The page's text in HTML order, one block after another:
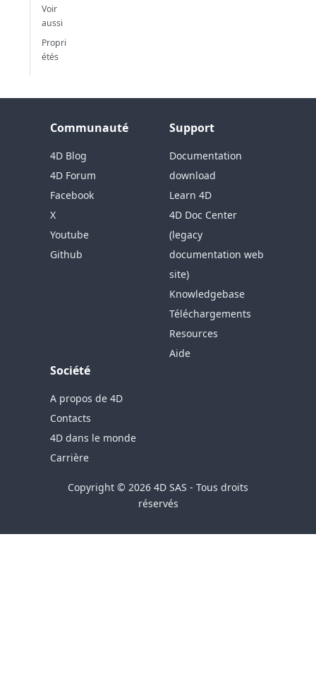
Voir
aussi
Propri
étés
Communauté
4D Blog
4D Forum
Facebook
X
Youtube
Github
Support
Documentation
download
Learn 4D
4D Doc Center
(legacy
documentation web
site)
Knowledgebase
Téléchargements
Resources
Aide
Société
A propos de 4D
Contacts
4D dans le monde
Carrière
Copyright © 2026 4D SAS - Tous droits
réservés